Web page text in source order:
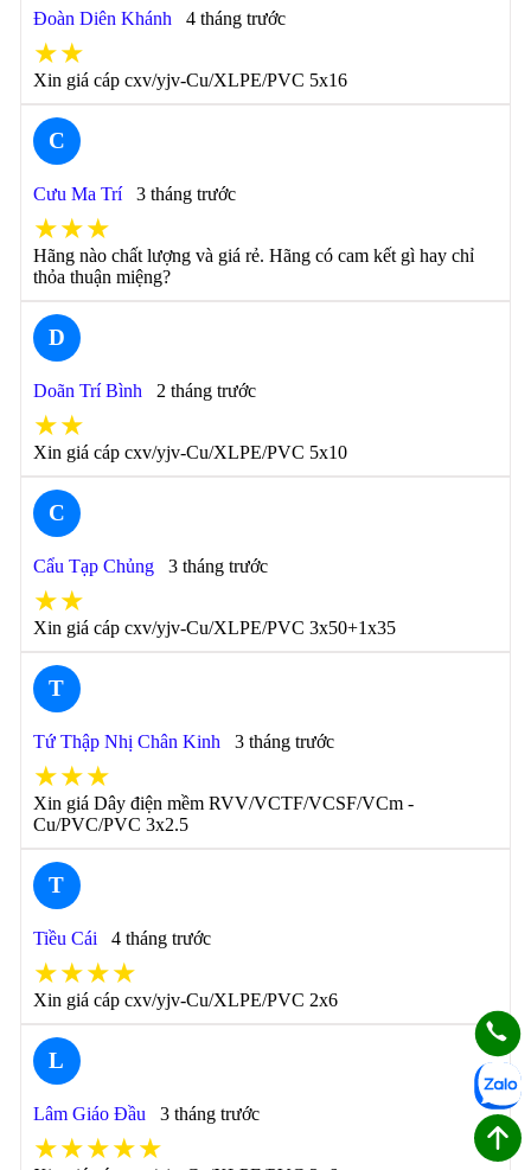
Đoàn Diên Khánh 4 tháng trước
★★
Xin giá cáp cxv/yjv-Cu/XLPE/PVC 5x16
C
Cưu Ma Trí 3 tháng trước
★★★
Hãng nào chất lượng và giá rẻ. Hãng có cam kết gì hay chỉ
thỏa thuận miệng?
D
Doãn Trí Bình 2 tháng trước
★★
Xin giá cáp cxv/yjv-Cu/XLPE/PVC 5x10
C
Cẩu Tạp Chủng 3 tháng trước
★★
Xin giá cáp cxv/yjv-Cu/XLPE/PVC 3x50+1x35
T
Tứ Thập Nhị Chân Kinh 3 tháng trước
★★★
Xin giá Dây điện mềm RVV/VCTF/VCSF/VCm -
Cu/PVC/PVC 3x2.5
T
Tiều Cái 4 tháng trước
★★★★
Xin giá cáp cxv/yjv-Cu/XLPE/PVC 2x6
L
Lâm Giáo Đầu 3 tháng trước
★★★★★